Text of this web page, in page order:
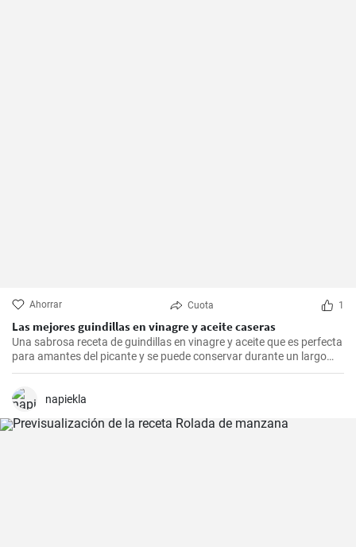
Ahorrar Cuota 1
Las mejores guindillas en vinagre y aceite caseras
Una sabrosa receta de guindillas en vinagre y aceite que es perfecta
para amantes del picante y se puede conservar durante un largo
periodo de tiempo.
napiekla